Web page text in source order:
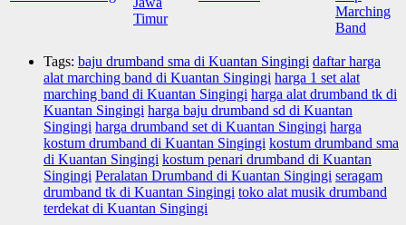
Tags: baju drumband sma di Kuantan Singingi daftar harga
alat marching band di Kuantan Singingi harga 1 set alat
marching band di Kuantan Singingi harga alat drumband tk di
Kuantan Singingi harga baju drumband sd di Kuantan
Singingi harga drumband set di Kuantan Singingi harga
kostum drumband di Kuantan Singingi kostum drumband sma
di Kuantan Singingi kostum penari drumband di Kuantan
Singingi Peralatan Drumband di Kuantan Singingi seragam
drumband tk di Kuantan Singingi toko alat musik drumband
terdekat di Kuantan Singingi